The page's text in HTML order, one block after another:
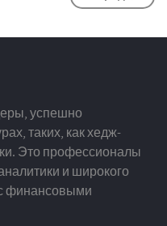
успешно
таких, как хедж-
Это профессионалы
и широкого
финансовыми